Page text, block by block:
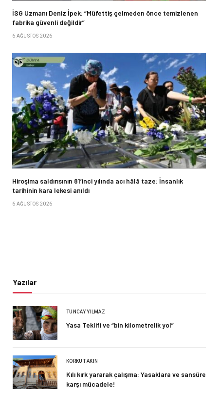
İSG Uzmanı Deniz İpek: “Müfettiş gelmeden önce temizlenen
fabrika güvenli değildir”
6 AĞUSTOS 2026
Hiroşima saldırısının 81’inci yılında acı hâlâ taze: İnsanlık
tarihinin kara lekesi anıldı
6 AĞUSTOS 2026
Yazılar
TUNCAY YILMAZ
Yasa Teklifi ve “bin kilometrelik yol”
KORKUT AKIN
Kılı kırk yararak çalışma: Yasaklara ve sansüre
karşı mücadele!